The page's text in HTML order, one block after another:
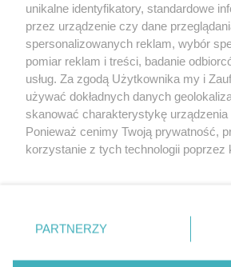
unikalne identyfikatory, standardowe
przez urządzenie czy dane
spersonalizowanych reklam, wybór
pomiar reklam i treści, badanie
usług. Za zgodą Użytkownika my i
używać dokładnych danych
skanować charakterystykę urządzenia
Ponieważ cenimy Twoją prywatność,
korzystanie z tych technologii poprzez
nie wymagają zgody użytkownika, ale
się takiemu przetwarzaniu. Preferencje
PARTNERZY